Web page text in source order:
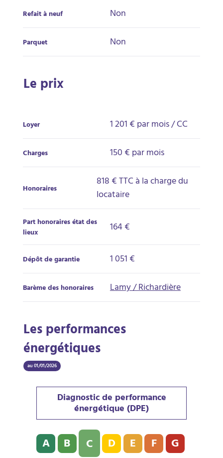
Refait à neuf Non
Parquet Non
Le prix
Loyer 1 201 €par mois / CC
Charges 150 € par mois
Honoraires 818 € TTC à la charge du
locataire
Part honoraires état des
lieux 164 €
Dépôt de garantie 1 051 €
Barème des honoraires Lamy / Richardière
Les performances
énergétiques
au 01/01/2026
Diagnostic de performance
énergétique (DPE)
Diagnostic de performance énergétique (DPE) : C -
A B C D E F G